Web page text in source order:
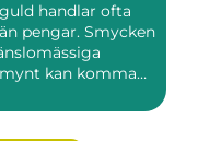
handlar ofta
pengar. Smycken
kan komma